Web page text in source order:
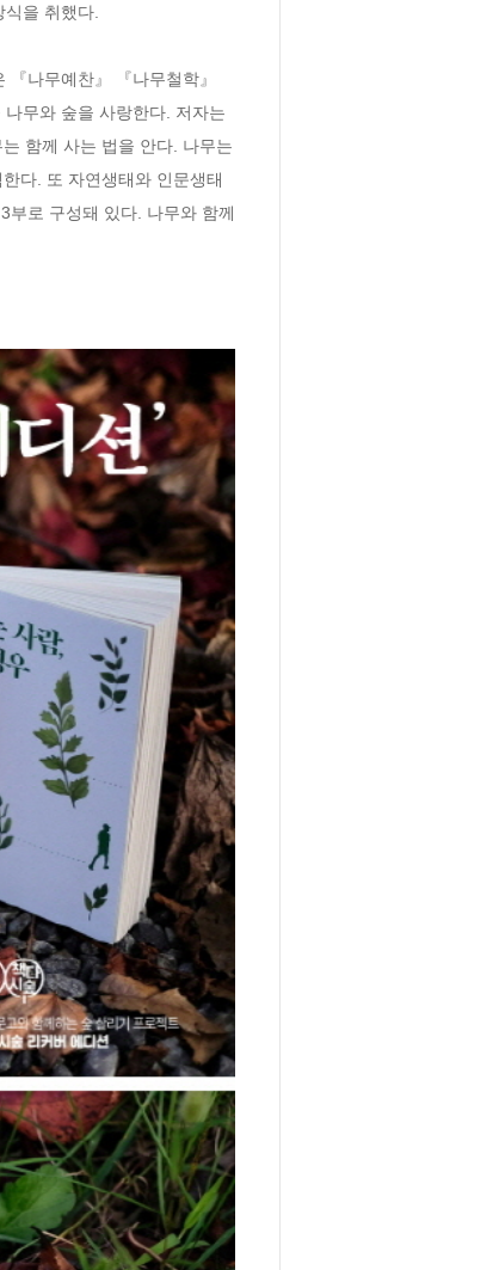
을 취했다.
나무예찬』 『나무철학』
무와 숲을 사랑한다. 저자는
함께 사는 법을 안다. 나무는
다. 또 자연생태와 인문생태
부로 구성돼 있다. 나무와 함께